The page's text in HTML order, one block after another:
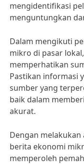
mengidentifikasi
menguntungkan
Dalam mengikuti
mikro di pasar
memperhatikan
Pastikan informasi
sumber yang
baik dalam
akurat.
Dengan
berita ekonomi
memperoleh